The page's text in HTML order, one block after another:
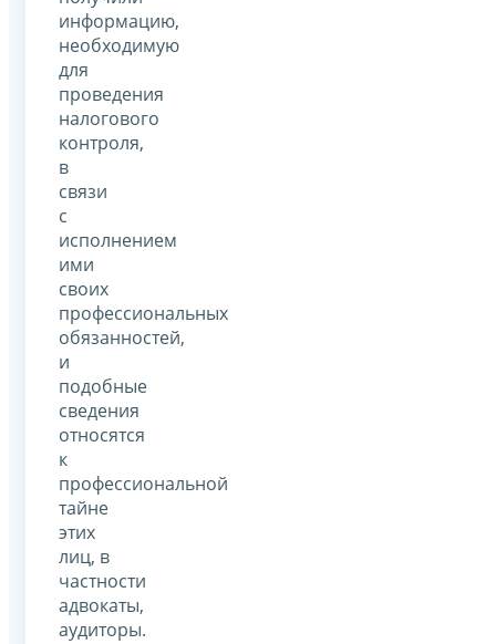
информацию,
необходимую
для
проведения
налогового
контроля,
в
связи
с
исполнением
ими
своих
профессиональных
обязанностей,
и
подобные
сведения
относятся
к
профессиональной
тайне
этих
лиц, в
частности
адвокаты,
аудиторы.